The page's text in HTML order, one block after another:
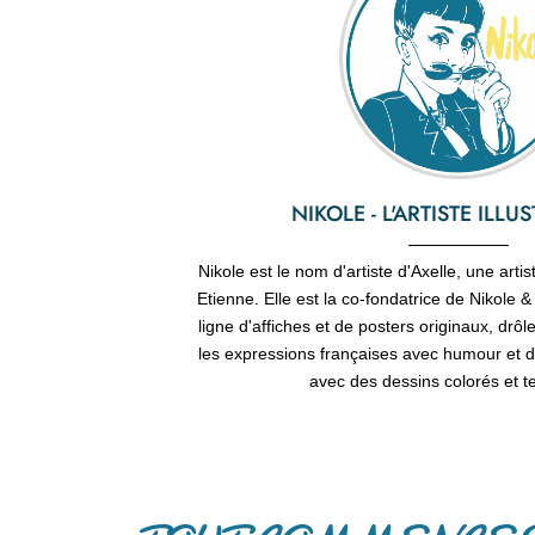
NIKOLE - L'ARTISTE
Nikole est le nom d'artiste d'Axelle, une
Etienne. Elle est la co-fondatrice de Nikole
ligne d'affiches et de posters originaux,
les expressions françaises avec humour et
avec des dessins colorés et